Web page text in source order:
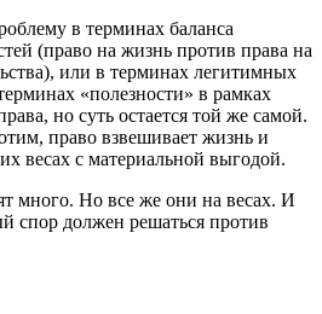
в терминах баланса
(право на жизнь против права на
или в терминах легитимных
«полезности» в рамках
но суть остается той же самой.
право взвешивает жизнь и
весах с материальной выгодой.
много. Но все же они на весах. И
спор должен решаться против